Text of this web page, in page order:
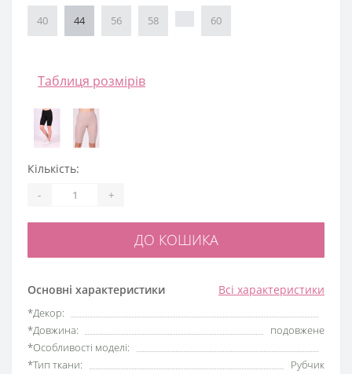
Основні характеристики Всі характеристики
*Декор:
*Довжина:
подовжене
*Особливості моделі:
*Тип ткани:
Рубчик
40 44 56 58 60
Таблиця розмірів
Кількість:
- +
ДО КОШИКА